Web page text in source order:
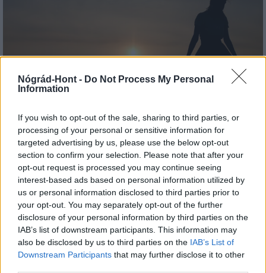
Nógrád-Hont - Do Not Process My Personal
Information
If you wish to opt-out of the sale, sharing to third parties, or
processing of your personal or sensitive information for
targeted advertising by us, please use the below opt-out
section to confirm your selection. Please note that after your
opt-out request is processed you may continue seeing
interest-based ads based on personal information utilized by
us or personal information disclosed to third parties prior to
your opt-out. You may separately opt-out of the further
disclosure of your personal information by third parties on the
IAB’s list of downstream participants. This information may
also be disclosed by us to third parties on the IAB’s List of
Downstream Participants that may further disclose it to other
Amire többmillióan vártunk: szombattól másodfokúra
Országos hírek
Kecskeméten is szakirányú továbbképzésekkel erősít a